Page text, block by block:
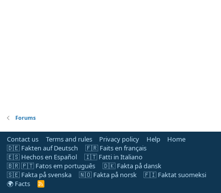
Forums
Contact us Terms and rules Privacy policy Help
Home
🇩🇪 Fakten auf Deutsch
🇫🇷 Faits en français
🇪🇸 Hechos en Español
🇮🇹 Fatti in Italiano
🇧🇷 🇵🇹 Fatos em português
🇩🇰 Fakta på dansk
🇸🇪 Fakta på svenska
🇳🇴 Fakta på norsk
🇫🇮 Faktat suomeksi
🌍 Facts
R